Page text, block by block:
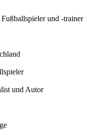
und -trainer
und Autor